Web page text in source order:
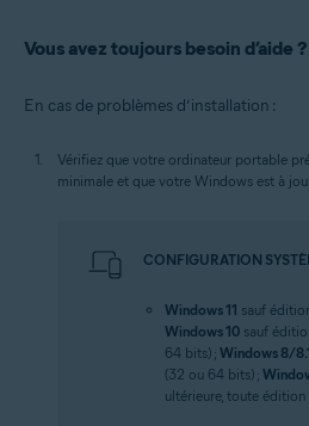
Vous avez toujours besoin d’aide ?
En cas de problèmes d’installation :
Vérifiez que votre ordinateur portable
minimale et que votre Windows est à
CONFIGURATION
Windows 11 sauf
Windows 10 sauf
64 bits) ; Windows 8/
(32 ou 64 bits) ;
ultérieure, toute